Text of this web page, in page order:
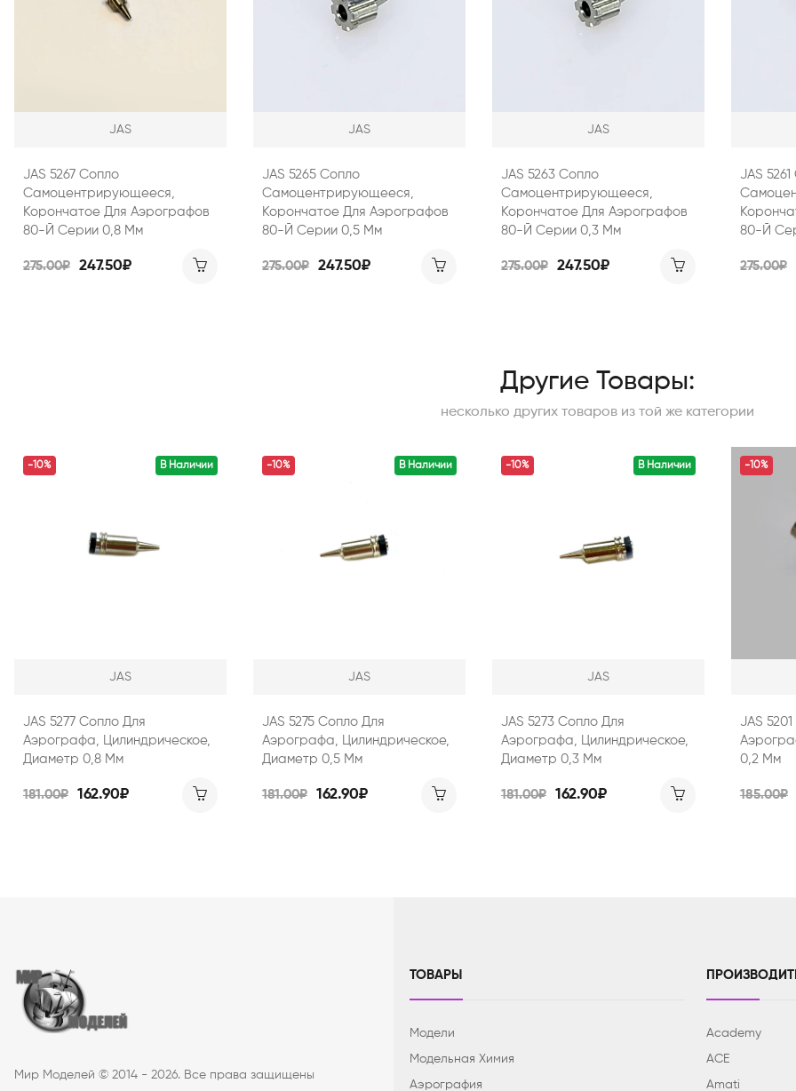
JAS
JAS 5267 Сопло
Самоцентрирующееся,
Корончатое Для Аэрографов
80-Й Серии 0,8 Мм
275.00₽ 247.50₽
JAS
JAS 5265 Сопло
Самоцентрирующееся,
Корончатое Для Аэрографов
80-Й Серии 0,5 Мм
275.00₽ 247.50₽
JAS
JAS 5263 Сопло
Самоцентрирующееся,
Корончатое Для Аэрографов
80-Й Серии 0,3 Мм
275.00₽ 247.50₽
JAS
80-Й
275.00₽
Другие Товары:
несколько других товаров из той же категории
В Наличии
-10%
JAS
JAS 5277 Сопло Для
Аэрографа, Цилиндрическое,
Диаметр 0,8 Мм
181.00₽ 162.90₽
В Наличии
-10%
JAS
JAS 5275 Сопло Для
Аэрографа, Цилиндрическое,
Диаметр 0,5 Мм
181.00₽ 162.90₽
В Наличии
-10%
JAS
JAS 5273 Сопло Для
Аэрографа, Цилиндрическое,
Диаметр 0,3 Мм
181.00₽ 162.90₽
-10%
JAS
0,2 Мм
185.00₽
Мир Моделей © 2014 - 2026. Все права защищены
ТОВАРЫ
Модели
Модельная Химия
Аэрография
Academy
ACE
Amati